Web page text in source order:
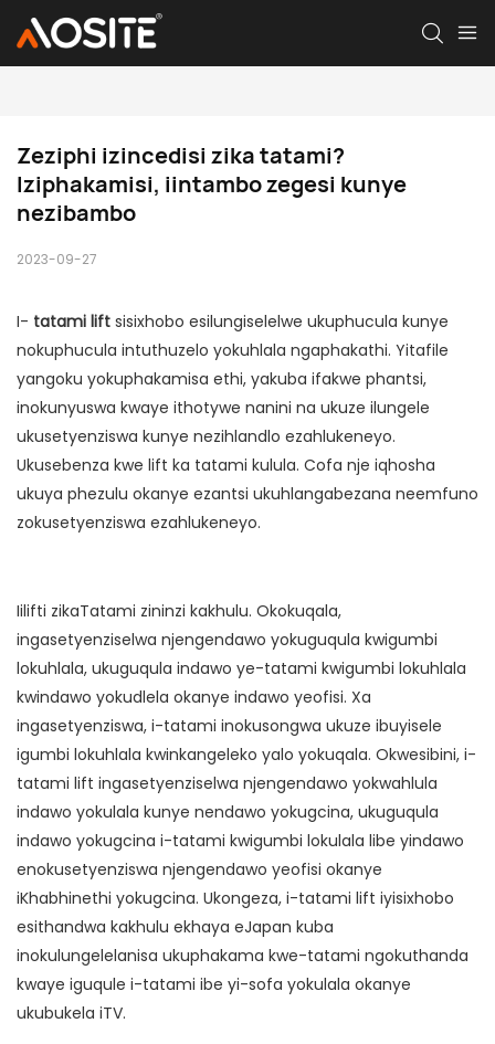
Zeziphi izincedisi zika tatami?
Iziphakamisi, iintambo zegesi kunye
nezibambo
2023-09-27
I- tatami lift sisixhobo esilungiselelwe ukuphucula kunye
nokuphucula intuthuzelo yokuhlala ngaphakathi. Yitafile
yangoku yokuphakamisa ethi, yakuba ifakwe phantsi,
inokunyuswa kwaye ithotywe nanini na ukuze ilungele
ukusetyenziswa kunye nezihlandlo ezahlukeneyo.
Ukusebenza kwe lift ka tatami kulula. Cofa nje iqhosha
ukuya phezulu okanye ezantsi ukuhlangabezana neemfuno
zokusetyenziswa ezahlukeneyo.
Iilifti zikaTatami zininzi kakhulu. Okokuqala,
ingasetyenziselwa njengendawo yokuguqula kwigumbi
lokuhlala, ukuguqula indawo ye-tatami kwigumbi lokuhlala
kwindawo yokudlela okanye indawo yeofisi. Xa
ingasetyenziswa, i-tatami inokusongwa ukuze ibuyisele
igumbi lokuhlala kwinkangeleko yalo yokuqala. Okwesibini, i-
tatami lift ingasetyenziselwa njengendawo yokwahlula
indawo yokulala kunye nendawo yokugcina, ukuguqula
indawo yokugcina i-tatami kwigumbi lokulala libe yindawo
enokusetyenziswa njengendawo yeofisi okanye
iKhabhinethi yokugcina. Ukongeza, i-tatami lift iyisixhobo
esithandwa kakhulu ekhaya eJapan kuba
inokulungelelanisa ukuphakama kwe-tatami ngokuthanda
kwaye iguqule i-tatami ibe yi-sofa yokulala okanye
ukubukela iTV.